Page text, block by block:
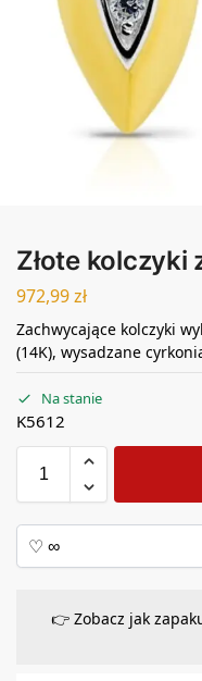
Złote kolczyki
972,99zł
Zachwycające kolczyki
(14K), wysadzane
Na stanie
K5612
👉 Zobacz jak